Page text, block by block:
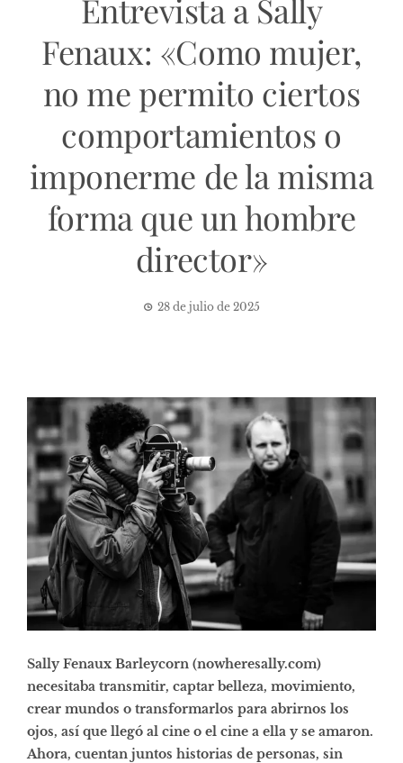
Entrevista a Sally
Fenaux: «Como mujer,
no me permito ciertos
comportamientos o
imponerme de la misma
forma que un hombre
director»
28 de julio de 2025
Sally Fenaux Barleycorn (nowheresally.com)
necesitaba transmitir, captar belleza, movimiento,
crear mundos o transformarlos para abrirnos los
ojos, así que llegó al cine o el cine a ella y se amaron.
Ahora, cuentan juntos historias de personas, sin